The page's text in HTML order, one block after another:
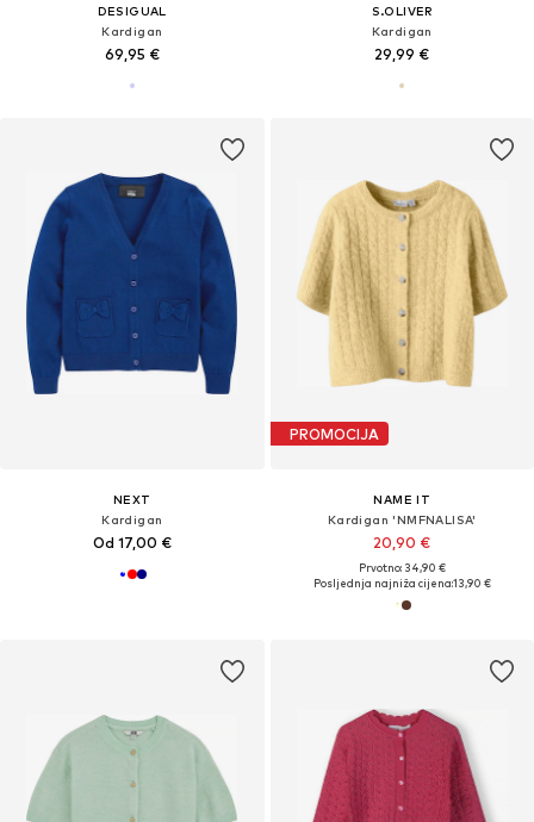
DESIGUAL
Kardigan
69,95 €
S.OLIVER
Kardigan
29,99 €
NEXT
Kardigan
Od 17,00 €
PROMOCIJA
NAME IT
Kardigan 'NMFNALISA'
20,90 €
Prvotno: 34,90 €
Posljednja najniža cijena:13,90 €